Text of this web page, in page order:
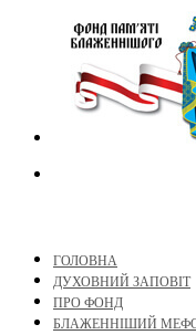
ГОЛОВНА
ДУХОВНИЙ ЗАПОВІТ
ПРО ФОНД
БЛАЖЕННІШИЙ